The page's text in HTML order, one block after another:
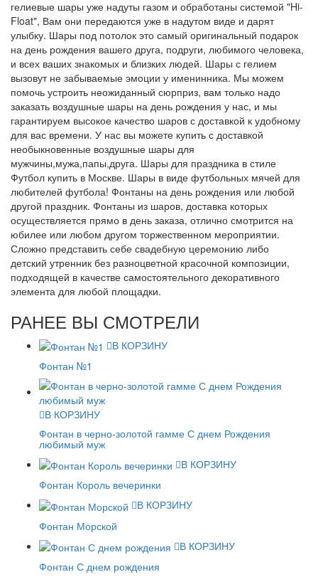
гелиевые шары уже надуты газом и обработаны системой "Hi-
Float", Вам они передаются уже в надутом виде и дарят
улыбку. Шары под потолок это самый оригинальный подарок
на день рождения вашего друга, подруги, любимого человека,
и всех ваших знакомых и близких людей. Шары с гелием
вызовут не забываемые эмоции у именинника. Мы можем
помочь устроить неожиданный сюрприз, вам только надо
заказать воздушные шары на день рождения у нас, и мы
гарантируем высокое качество шаров с доставкой к удобному
для вас времени. У нас вы можете купить с доставкой
необыкновенные воздушные шары для
мужчины,мужа,папы,друга. Шары для праздника в стиле
Футбол купить в Москве. Шары в виде футбольных мячей для
любителей футбола! Фонтаны на день рождения или любой
другой праздник. Фонтаны из шаров, доставка которых
осуществляется прямо в день заказа, отлично смотрится на
юбилее или любом другом торжественном мероприятии.
Сложно представить себе свадебную церемонию либо
детский утренник без разноцветной красочной композиции,
подходящей в качестве самостоятельного декоративного
элемента для любой площадки.
РАНЕЕ ВЫ СМОТРЕЛИ
В КОРЗИНУ
Фонтан №1
В КОРЗИНУ
Фонтан в черно-золотой гамме С днем Рождения
любимый муж
В КОРЗИНУ
Фонтан Король вечеринки
В КОРЗИНУ
Фонтан Морской
В КОРЗИНУ
Фонтан С днем рождения